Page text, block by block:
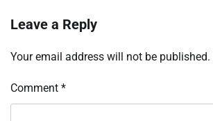
Leave a Reply
Your email address will not be published.
Comment *